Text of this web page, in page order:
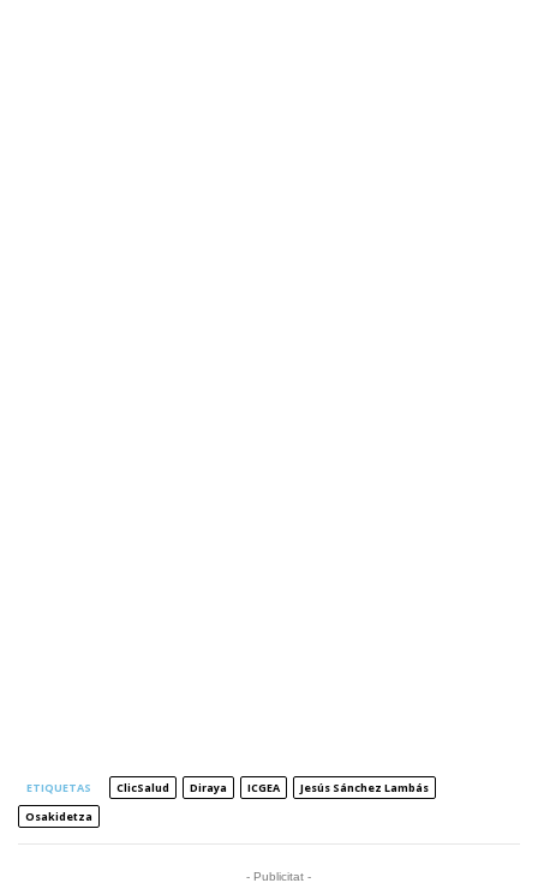
ETIQUETAS ClicSalud Diraya ICGEA
Jesús Sánchez Lambás
Osakidetza
- Publicitat -